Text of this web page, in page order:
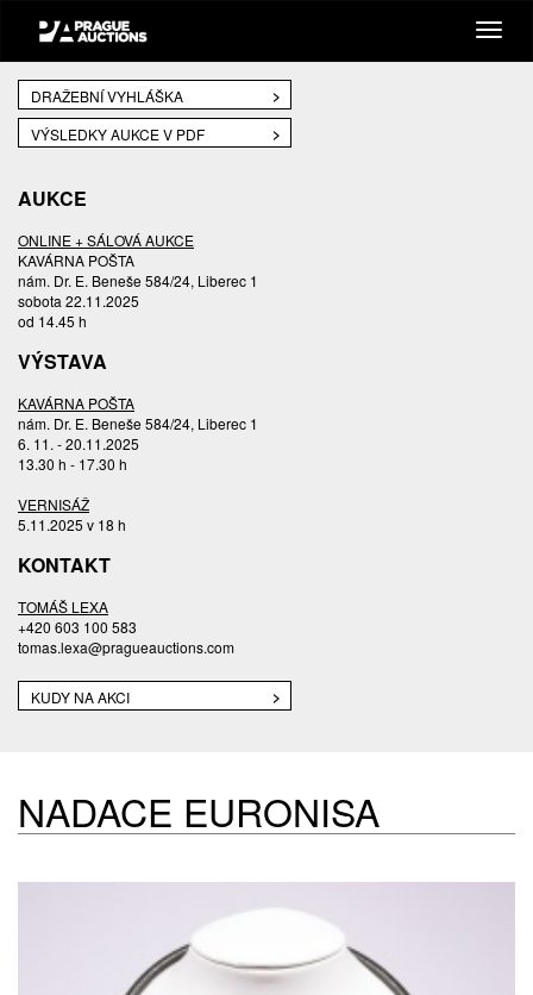
DRAŽEBNÍ VYHLÁŠKA
VÝSLEDKY AUKCE V PDF
AUKCE
ONLINE + SÁLOVÁ AUKCE
KAVÁRNA POŠTA
nám. Dr. E. Beneše 584/24, Liberec 1
sobota 22.11.2025
od 14.45 h
VÝSTAVA
KAVÁRNA POŠTA
nám. Dr. E. Beneše 584/24, Liberec 1
6. 11. - 20.11.2025
13.30 h - 17.30 h
VERNISÁŽ
5.11.2025 v 18 h
KONTAKT
TOMÁŠ LEXA
+420 603 100 583
tomas.lexa@pragueauctions.com
KUDY NA AKCI
NADACE EURONISA